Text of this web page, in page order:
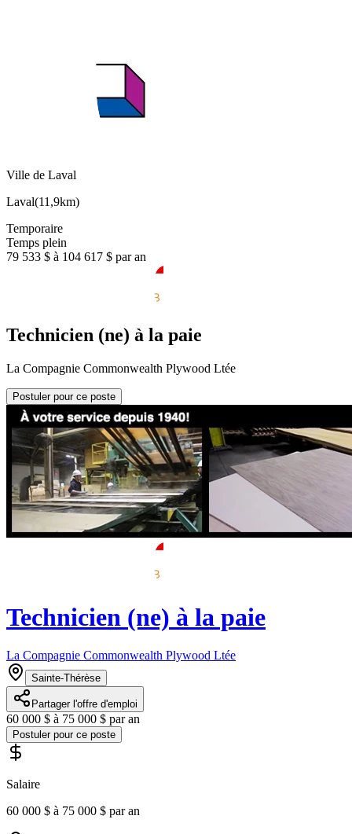
Ville de Laval
Laval(11,9km)
Temporaire
Temps plein
79 533 $ à 104 617 $ par an
Technicien (ne) à la paie
La Compagnie Commonwealth Plywood Ltée
Postuler pour ce poste
Technicien (ne) à la paie
La Compagnie Commonwealth Plywood Ltée
Sainte-Thérèse
Partager l'offre d'emploi
60 000 $ à 75 000 $ par an
Postuler pour ce poste
Salaire
60 000 $ à 75 000 $ par an